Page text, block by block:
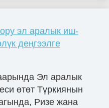
эл аралык иш-
деңгээлге
Эл аралык
өтөт Түркиянын
Ризе жана